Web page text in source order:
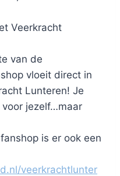
Veerkracht
van de
vloeit direct in
Lunteren! Je
jezelf…maar
is er ook een
veerkrachtlunter